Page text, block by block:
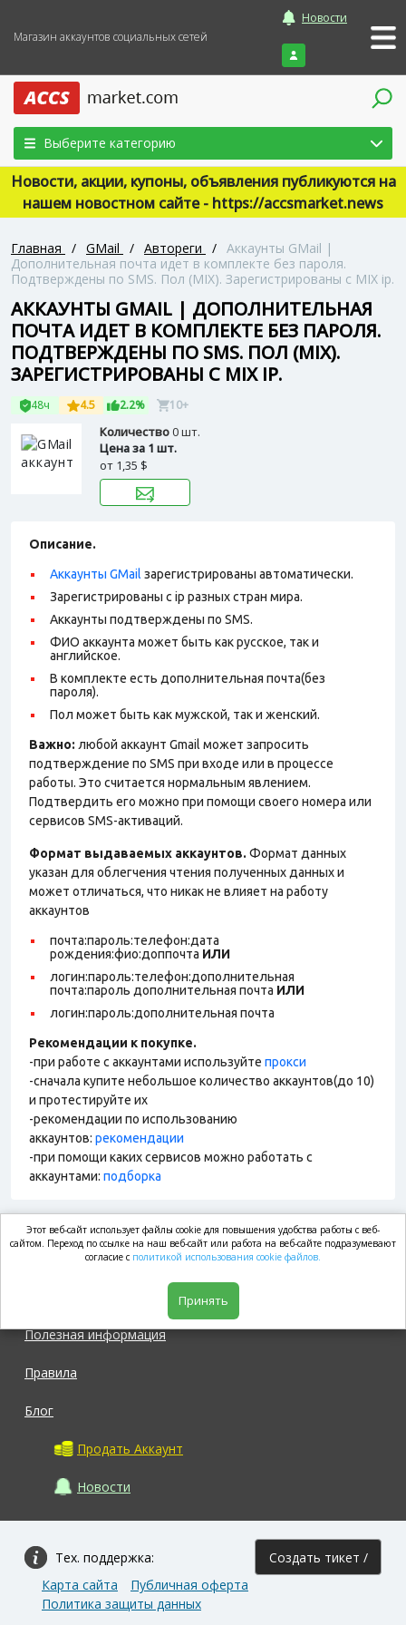
Магазин аккаунтов социальных сетей
Новости
Войти
Выберите категорию
Новости, акции, купоны, объявления публикуются на
нашем новостном сайте - https://accsmarket.news
Главная / GMail / Автореги / Аккаунты GMail |
Дополнительная почта идет в комплекте без пароля.
Подтверждены по SMS. Пол (MIX). Зарегистрированы с MIX ip.
АККАУНТЫ GMAIL | ДОПОЛНИТЕЛЬНАЯ
ПОЧТА ИДЕТ В КОМПЛЕКТЕ БЕЗ ПАРОЛЯ.
ПОДТВЕРЖДЕНЫ ПО SMS. ПОЛ (MIX).
ЗАРЕГИСТРИРОВАНЫ С MIX IP.
48ч 4.5 2.2% 10+
Количество0 шт.
Цена за 1 шт.
от 1,35 $
Описание.
Аккаунты GMail зарегистрированы автоматически.
Зарегистрированы с ip разных стран мира.
Аккаунты подтверждены по SMS.
ФИО аккаунта может быть как русское, так и
английское.
В комплекте есть дополнительная почта(без
пароля).
Пол может быть как мужской, так и женский.
Важно: любой аккаунт Gmail может запросить
подтверждение по SMS при входе или в процессе
работы. Это считается нормальным явлением.
Подтвердить его можно при помощи своего номера или
сервисов SMS-активаций.
Формат выдаваемых аккаунтов. Формат данных
указан для облегчения чтения полученных данных и
может отличаться, что никак не влияет на работу
аккаунтов
почта:пароль:телефон:дата
рождения:фио:доппочта ИЛИ
логин:пароль:телефон:дополнительная
почта:пароль дополнительная почта ИЛИ
логин:пароль:дополнительная почта
Рекомендации к покупке.
-при работе с аккаунтами используйте прокси
-сначала купите небольшое количество аккаунтов(до 10)
и протестируйте их
-рекомендации по использованию
аккаунтов: рекомендации
-при помощи каких сервисов можно работать с
аккаунтами: подборка
market.com
Полезная информация
Правила
Блог
Продать Аккаунт
Новости
Тех. поддержка: Создать тикет /
Карта сайта
Публичная оферта
Политика защиты данных
Этот веб-сайт использует файлы cookie для повышения удобства работы с веб-
сайтом. Переход по ссылке на наш веб-сайт или работа на веб-сайте подразумевают
согласие с политикой использования cookie файлов.
Принять